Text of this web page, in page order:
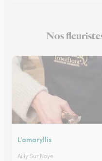
Fleuristes à Corbie
Nos
L’amaryllis
Ailly Sur Noye